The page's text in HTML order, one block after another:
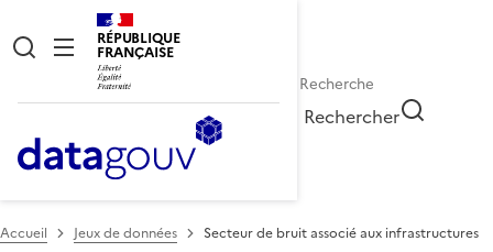
RÉPUBLIQUE
FRANÇAISE
Rechercher
Accueil Jeux de données
Secteur de bruit associé aux infrastructures